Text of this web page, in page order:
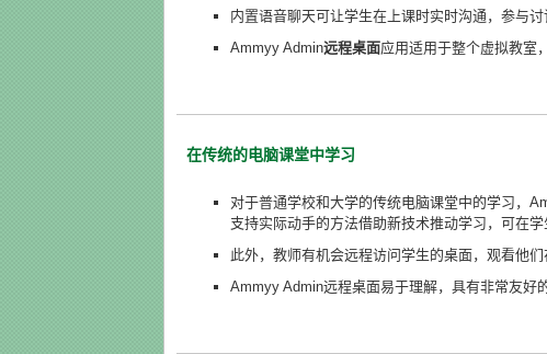
内置语音聊天可让学生在上课时实时沟通，参与
Ammyy Admin远程桌面应用适用于整个虚拟教室
在传统的电脑课堂中学习
对于普通学校和大学的传统电脑课堂中的学习，
支持实际动手的方法借助新技术推动学习，可在学
此外，教师有机会远程访问学生的桌面，观看他
Ammyy Admin远程桌面易于理解，具有非常友好